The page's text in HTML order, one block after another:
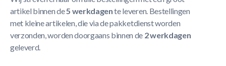
artikel binnen de5 werkdagente leveren. Bestellingen
met kleine artikelen, die via de pakketdienst worden
verzonden, worden doorgaans binnen de 2 werkdagen
geleverd.